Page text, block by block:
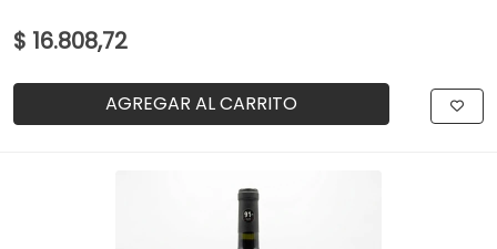
$ 16.808,72
AGREGAR AL CARRITO